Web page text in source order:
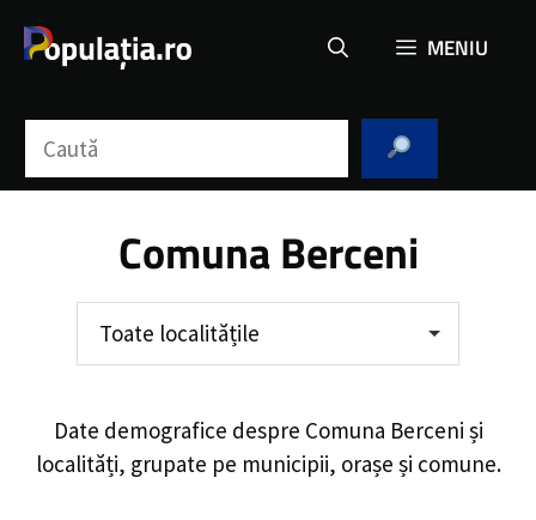
MENIU
Comuna Berceni
Toate localitățile
Date demografice despre Comuna Berceni și
localități, grupate pe municipii, orașe și comune.